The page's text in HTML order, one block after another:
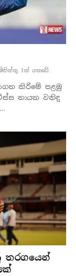
1ක් ගතවේ.
කිරිමේ පළමු
නායක වනිඳු
තරගයෙන්